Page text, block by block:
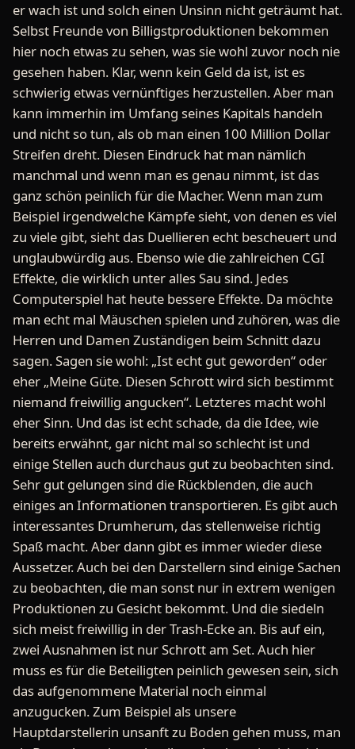
er wach ist und solch einen Unsinn nicht geträumt hat.
Selbst Freunde von Billigstproduktionen bekommen
hier noch etwas zu sehen, was sie wohl zuvor noch nie
gesehen haben. Klar, wenn kein Geld da ist, ist es
schwierig etwas vernünftiges herzustellen. Aber man
kann immerhin im Umfang seines Kapitals handeln
und nicht so tun, als ob man einen 100 Million Dollar
Streifen dreht. Diesen Eindruck hat man nämlich
manchmal und wenn man es genau nimmt, ist das
ganz schön peinlich für die Macher. Wenn man zum
Beispiel irgendwelche Kämpfe sieht, von denen es viel
zu viele gibt, sieht das Duellieren echt bescheuert und
unglaubwürdig aus. Ebenso wie die zahlreichen CGI
Effekte, die wirklich unter alles Sau sind. Jedes
Computerspiel hat heute bessere Effekte. Da möchte
man echt mal Mäuschen spielen und zuhören, was die
Herren und Damen Zuständigen beim Schnitt dazu
sagen. Sagen sie wohl: „Ist echt gut geworden“ oder
eher „Meine Güte. Diesen Schrott wird sich bestimmt
niemand freiwillig angucken“. Letzteres macht wohl
eher Sinn. Und das ist echt schade, da die Idee, wie
bereits erwähnt, gar nicht mal so schlecht ist und
einige Stellen auch durchaus gut zu beobachten sind.
Sehr gut gelungen sind die Rückblenden, die auch
einiges an Informationen transportieren. Es gibt auch
interessantes Drumherum, das stellenweise richtig
Spaß macht. Aber dann gibt es immer wieder diese
Aussetzer. Auch bei den Darstellern sind einige Sachen
zu beobachten, die man sonst nur in extrem wenigen
Produktionen zu Gesicht bekommt. Und die siedeln
sich meist freiwillig in der Trash-Ecke an. Bis auf ein,
zwei Ausnahmen ist nur Schrott am Set. Auch hier
muss es für die Beteiligten peinlich gewesen sein, sich
das aufgenommene Material noch einmal
anzugucken. Zum Beispiel als unsere
Hauptdarstellerin unsanft zu Boden gehen muss, man